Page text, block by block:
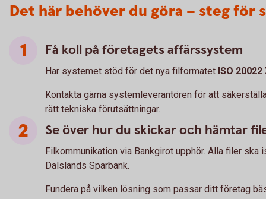
Det här behöver du göra – steg för
Få koll på företagets affärssystem
Har systemet stöd för det nya filformatet ISO 20022
Kontakta gärna systemleverantören för att
rätt tekniska förutsättningar.
Se över hur du skickar och hämtar
Filkommunikation via Bankgirot upphör. Alla filer ska
Dalslands Sparbank.
Fundera på vilken lösning som passar ditt företag